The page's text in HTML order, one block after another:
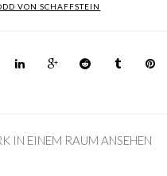
VON SCHAFFSTEIN
IN EINEM RAUM ANSEHEN